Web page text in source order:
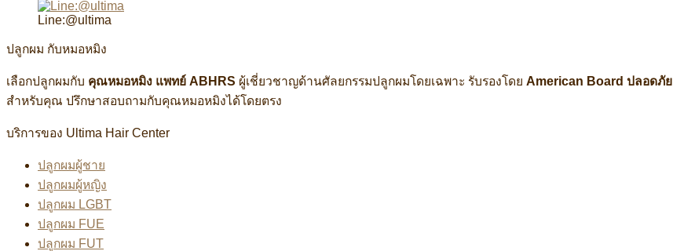
Line:@ultima
ปลูกผม กับหมอหมิง
เลือกปลูกผมกับ คุณหมอหมิง แพทย์ ABHRS ผู้เชี่ยวชาญด้านศัลยกรรมปลูกผมโดยเฉพาะ รับรองโดย American Board ปลอดภัย
สำหรับคุณ ปรึกษาสอบถามกับคุณหมอหมิงได้โดยตรง
บริการของ Ultima Hair Center
ปลูกผมผู้ชาย
ปลูกผมผู้หญิง
ปลูกผม LGBT
ปลูกผม FUE
ปลูกผม FUT